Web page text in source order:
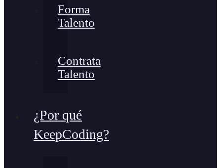
Forma
Talento
Contrata
Talento
¿Por qué
KeepCoding?